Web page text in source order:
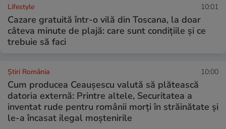
Lifestyle 10:01
Cazare gratuită într-o vilă din Toscana, la doar
câteva minute de plajă: care sunt condițiile și ce
trebuie să faci
Știri România 10:00
Cum producea Ceaușescu valută să plătească
datoria externă: Printre altele, Securitatea a
inventat rude pentru românii morți în străinătate și
le-a încasat ilegal moștenirile